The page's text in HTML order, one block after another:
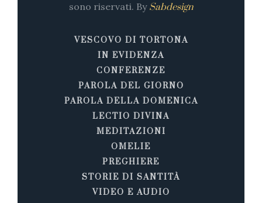
sono riservati. By Sabdesign
VESCOVO DI TORTONA
IN EVIDENZA
CONFERENZE
PAROLA DEL GIORNO
PAROLA DELLA DOMENICA
LECTIO DIVINA
MEDITAZIONI
OMELIE
PREGHIERE
STORIE DI SANTITÀ
VIDEO E AUDIO